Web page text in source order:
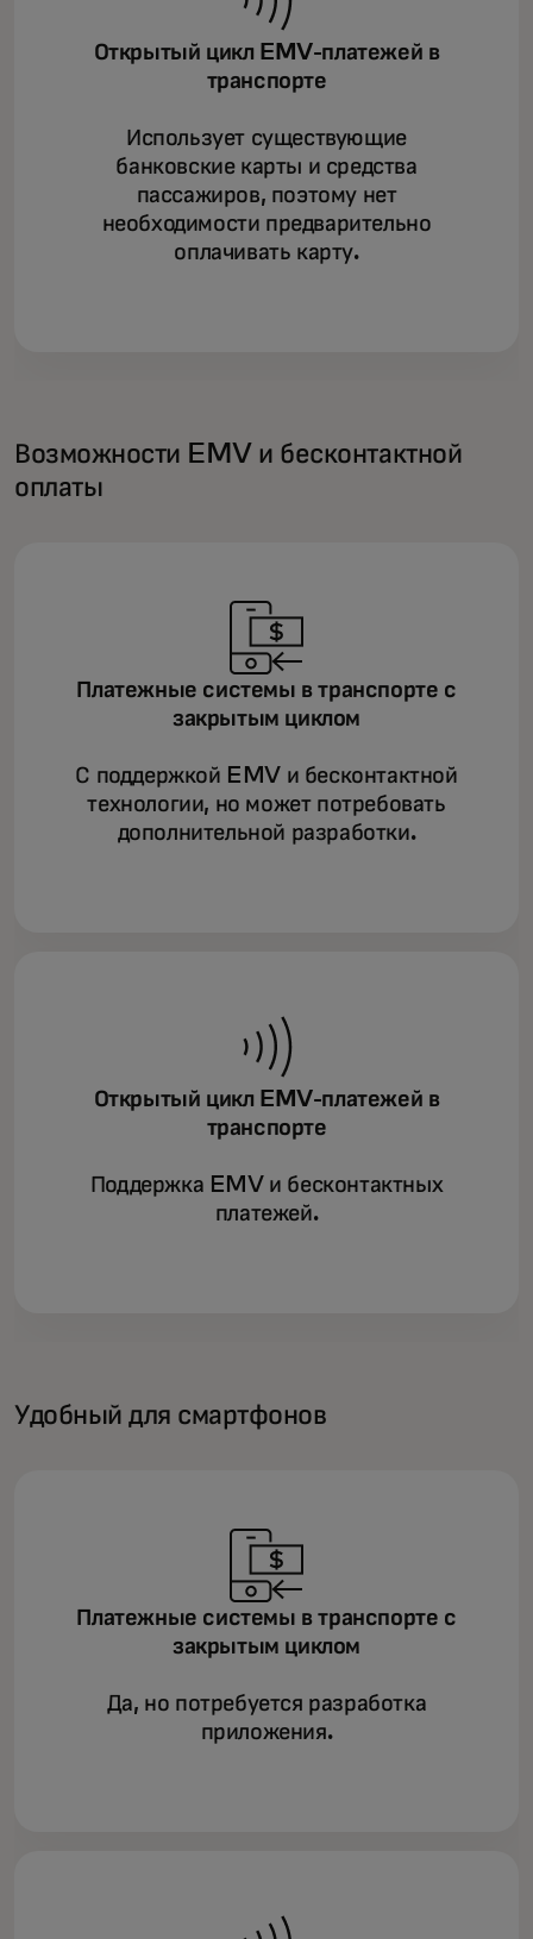
Открытый цикл EMV-платежей в
транспорте
Использует существующие
банковские карты и средства
пассажиров, поэтому нет
необходимости предварительно
оплачивать карту.
Возможности EMV и бесконтактной
оплаты
Платежные системы в транспорте с
закрытым циклом
С поддержкой EMV и бесконтактной
технологии, но может потребовать
дополнительной разработки.
Открытый цикл EMV-платежей в
транспорте
Поддержка EMV и бесконтактных
платежей.
Удобный для смартфонов
Платежные системы в транспорте с
закрытым циклом
Да, но потребуется разработка
приложения.